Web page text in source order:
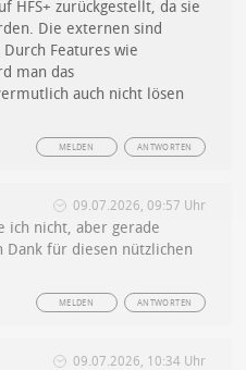
HFS+ zurückgestellt, da sie
Die externen sind
Features wie
man das
auch nicht lösen
ANTWORTEN
MELDEN
09.07.2026, 09:57 Uhr
ich nicht, aber gerade
Dank für diesen nützlichen
ANTWORTEN
MELDEN
09.07.2026, 10:34 Uhr